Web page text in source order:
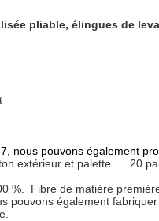
pliable, élingues de
nous pouvons également
extérieur et palette 20
%. Fibre de matière
pouvons également